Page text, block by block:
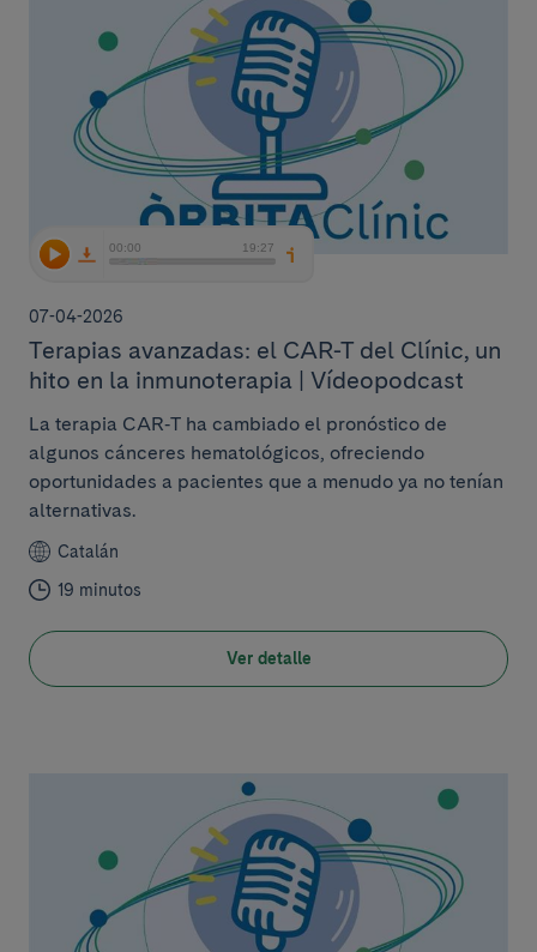
07-04-2026
Terapias avanzadas: el CAR-T del Clínic, un
hito en la inmunoterapia | Vídeopodcast
La terapia CAR‑T ha cambiado el pronóstico de
algunos cánceres hematológicos, ofreciendo
oportunidades a pacientes que a menudo ya no tenían
alternativas.
Catalán
19 minutos
Ver detalle